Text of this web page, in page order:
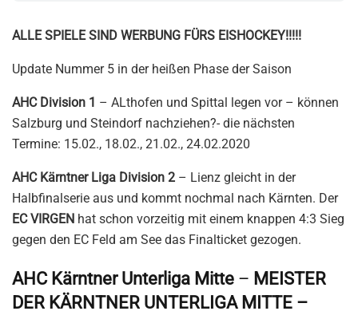
ALLE SPIELE SIND WERBUNG FÜRS EISHOCKEY!!!!!
Update Nummer 5 in der heißen Phase der Saison
AHC Division 1 – ALthofen und Spittal legen vor – können
Salzburg und Steindorf nachziehen?- die nächsten
Termine: 15.02., 18.02., 21.02., 24.02.2020
AHC Kärntner Liga Division 2 – Lienz gleicht in der
Halbfinalserie aus und kommt nochmal nach Kärnten. Der
EC VIRGEN hat schon vorzeitig mit einem knappen 4:3 Sieg
gegen den EC Feld am See das Finalticket gezogen.
AHC Kärntner Unterliga Mitte – MEISTER
DER KÄRNTNER UNTERLIGA MITTE –